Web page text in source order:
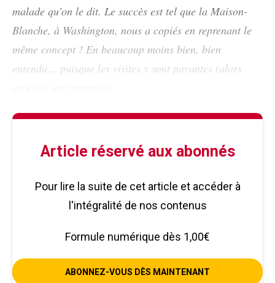
malade qu’on le dit. Le succès est tel que la Maison-
Blanche, à Washington, nous a copiés en reprenant le
même concept ! En beaucoup moins bien, bien
entendu… puisque les visites y sont payantes (alors
Article réservé aux abonnés
Pour lire la suite de cet article et accéder à
l'intégralité de nos contenus
Formule numérique dès 1,00€
ABONNEZ-VOUS DÈS MAINTENANT